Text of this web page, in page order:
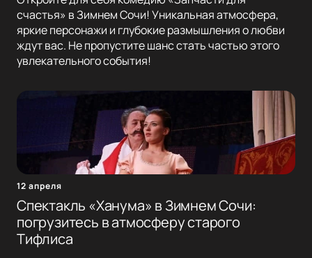
счастья» в Зимнем Сочи! Уникальная атмосфера,
яркие персонажи и глубокие размышления о любви
ждут вас. Не пропустите шанс стать частью этого
увлекательного события!
12 апреля
Спектакль «Ханума» в Зимнем Сочи:
погрузитесь в атмосферу старого
Тифлиса